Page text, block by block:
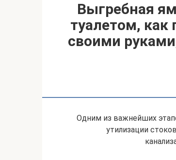
Выгребная
туалетом, как
своими
Одним из важнейших
утилизации